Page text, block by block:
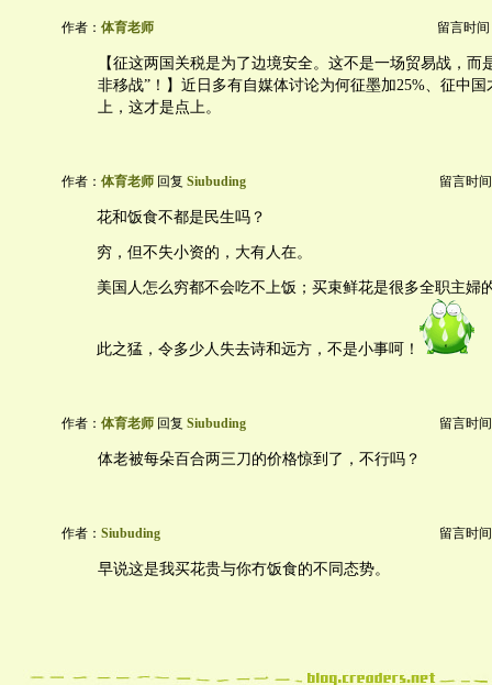
作者： 体育老师 留言时间
【征这两国关税是为了边境安全。这不是一场贸易战，而
非移战”！】近日多有自媒体讨论为何征墨加25%、征中国
上，这才是点上。
作者： 体育老师 回复 Siubuding 留言时
花和饭食不都是民生吗？
穷，但不失小资的，大有人在。
美国人怎么穷都不会吃不上饭；买束鲜花是很多全职主婦
此之猛，令多少人失去诗和远方，不是小事呵！
作者： 体育老师 回复 Siubuding 留言时
体老被每朵百合两三刀的价格惊到了，不行吗？
作者： Siubuding 留言时
早说这是我买花贵与你冇饭食的不同态势。